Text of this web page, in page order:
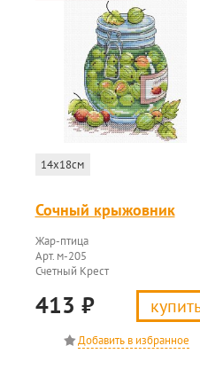
14x18см
Сочный крыжовник
Жар-птица
Арт. м-205
Счетный Крест
413 ₽